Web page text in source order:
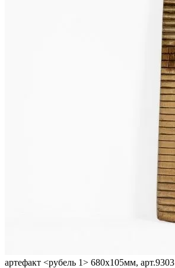
артефакт <рубель 1> 680х105мм, арт.9303